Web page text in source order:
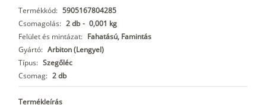
Termékkód: 5905167804285
Csomagolás: 2 db - 0,001 kg
Felület és mintázat: Fahatású, Famintás
Gyártó: Arbiton (Lengyel)
Típus: Szegőléc
Csomag: 2 db
Termékleírás